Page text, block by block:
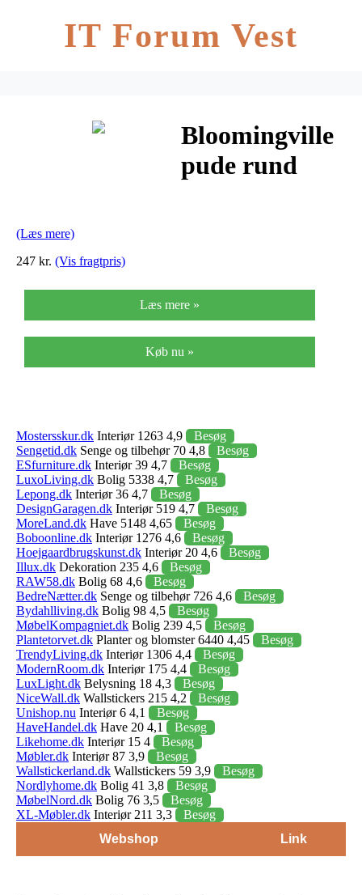
IT Forum Vest
Bloomingville
pude rund
(Læs mere)
247 kr. (Vis fragtpris)
Læs mere »
Køb nu »
Mostersskur.dk Interiør 1263 4,9
Besøg
Sengetid.dk Senge og tilbehør 70 4,8
Besøg
ESfurniture.dk Interiør 39 4,7
Besøg
LuxoLiving.dk Bolig 5338 4,7
Besøg
Lepong.dk Interiør 36 4,7
Besøg
DesignGaragen.dk Interiør 519 4,7
Besøg
MoreLand.dk Have 5148 4,65
Besøg
Boboonline.dk Interiør 1276 4,6
Besøg
Hoejgaardbrugskunst.dk Interiør 20 4,6
Besøg
Illux.dk Dekoration 235 4,6
Besøg
RAW58.dk Bolig 68 4,6
Besøg
BedreNætter.dk Senge og tilbehør 726 4,6
Besøg
Bydahlliving.dk Bolig 98 4,5
Besøg
MøbelKompagniet.dk Bolig 239 4,5
Besøg
Plantetorvet.dk Planter og blomster 6440 4,45
Besøg
TrendyLiving.dk Interiør 1306 4,4
Besøg
ModernRoom.dk Interiør 175 4,4
Besøg
LuxLight.dk Belysning 18 4,3
Besøg
NiceWall.dk Wallstickers 215 4,2
Besøg
Unishop.nu Interiør 6 4,1
Besøg
HaveHandel.dk Have 20 4,1
Besøg
Likehome.dk Interiør 15 4
Besøg
Møbler.dk Interiør 87 3,9
Besøg
Wallstickerland.dk Wallstickers 59 3,9
Besøg
Nordlyhome.dk Bolig 41 3,8
Besøg
MøbelNord.dk Bolig 76 3,5
Besøg
XL-Møbler.dk Interiør 211 3,3
Besøg
Webshop
Link